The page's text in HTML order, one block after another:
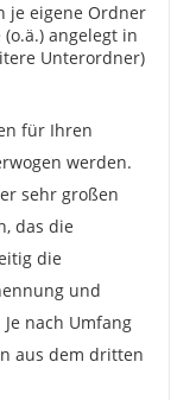
je eigene Ordner
angelegt in
Unterordner)
für Ihren
werden.
sehr großen
das die
die
und
nach Umfang
aus dem dritten